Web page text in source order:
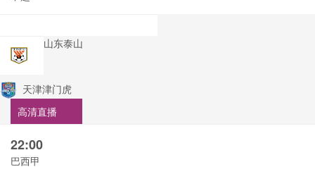
山东泰山
天津津门虎
高清直播
22:00
巴西甲